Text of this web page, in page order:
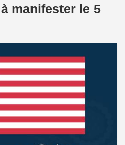
manifester le 5